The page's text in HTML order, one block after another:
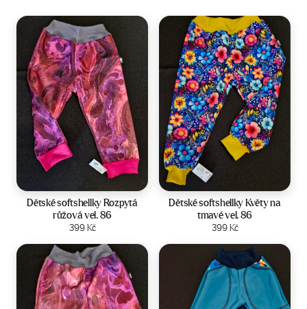
Velikost: 86
Dětské softshellky Rozpytá
růžová vel. 86
399Kč
Zobrazit produkt
Velikost: 86
Dětské softshellky Květy na
tmavé vel. 86
399Kč
Zobrazit produkt